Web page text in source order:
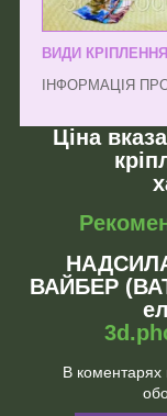
ВИДИ
ІНФОРМАЦІЯ
Ціна
ВАЙБЕР
В коментарях